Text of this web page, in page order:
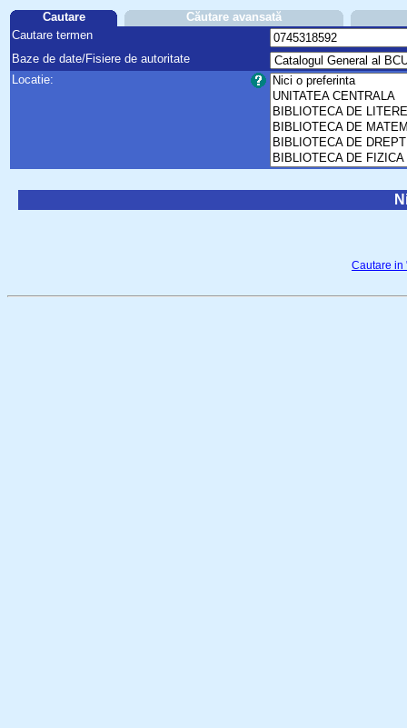
Cautare
Căutare avansată
Cautare termen
Baze de date/Fisiere de autoritate
Locatie:
Cautare in